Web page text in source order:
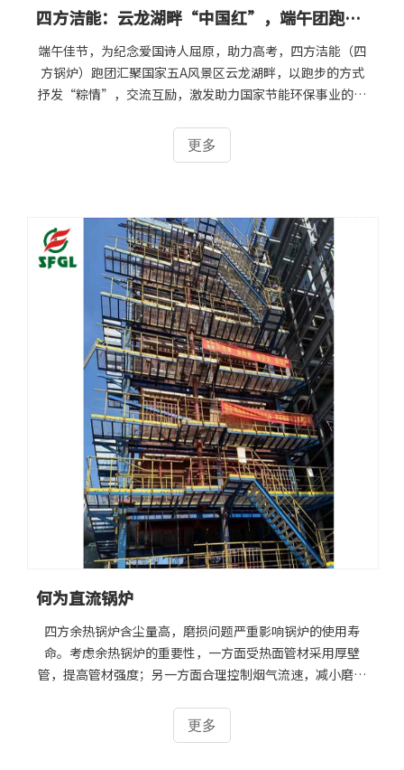
抒发“粽情”，交流互励，激发助力国家节能环保事业的豪
情壮志。
更多